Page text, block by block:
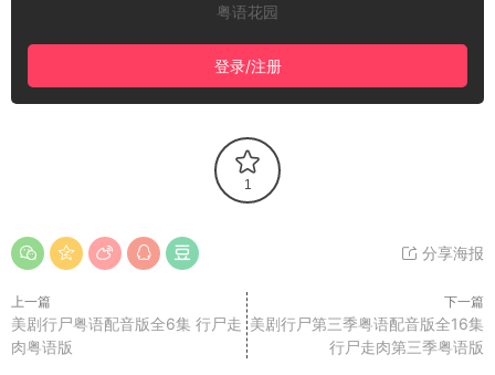
粤语花园
登录/注册
1
分享海报
上一篇
美剧行尸粤语配音版全6集 行尸走
肉粤语版
下一篇
美剧行尸第三季粤语配音版全16集
行尸走肉第三季粤语版